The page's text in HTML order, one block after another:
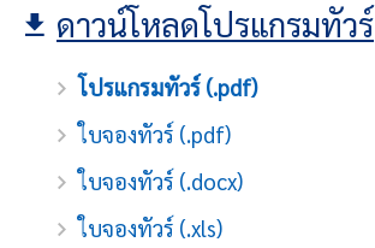
ดาวน์โหลดโปรแกรมทัวร์
โปรแกรมทัวร์ (.pdf)
ใบจองทัวร์ (.pdf)
ใบจองทัวร์ (.docx)
ใบจองทัวร์ (.xls)